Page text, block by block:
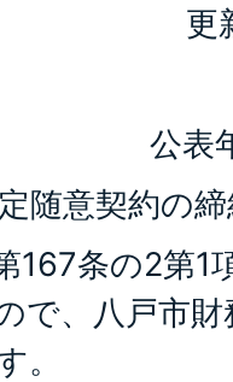
更
公表
随意契約の
167条の2第1
で、八戸市
。